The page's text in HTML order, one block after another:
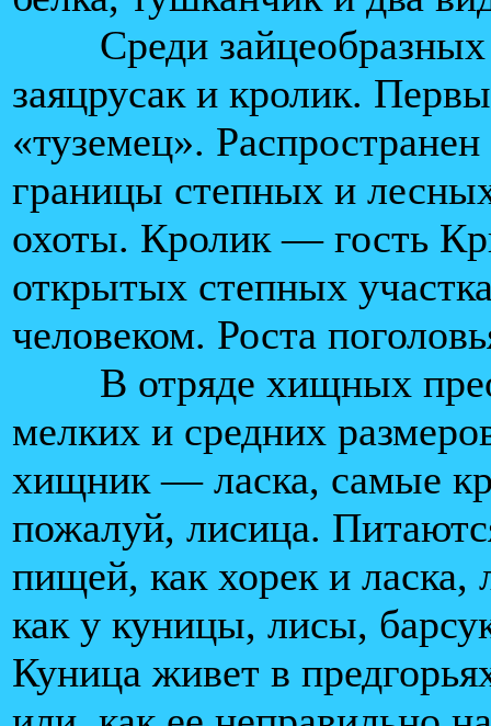
Среди зайцеобразных
заяцрусак и кролик.
«туземец».
границы степных и
охоты. Кролик — гость
открытых степных
человеком. Роста
В отряде хищных
мелких и средних
хищник — ласка, самые
пожалуй, лисица.
пищей, как хорек и
как у куницы, лисы,
Куница живет в